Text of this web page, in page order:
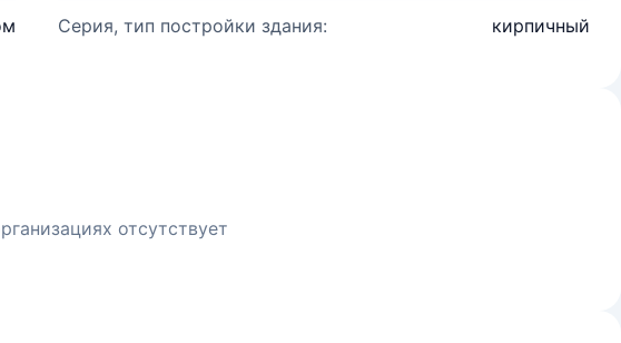
Серия, тип постройки здания: кирпичный
отсутствует